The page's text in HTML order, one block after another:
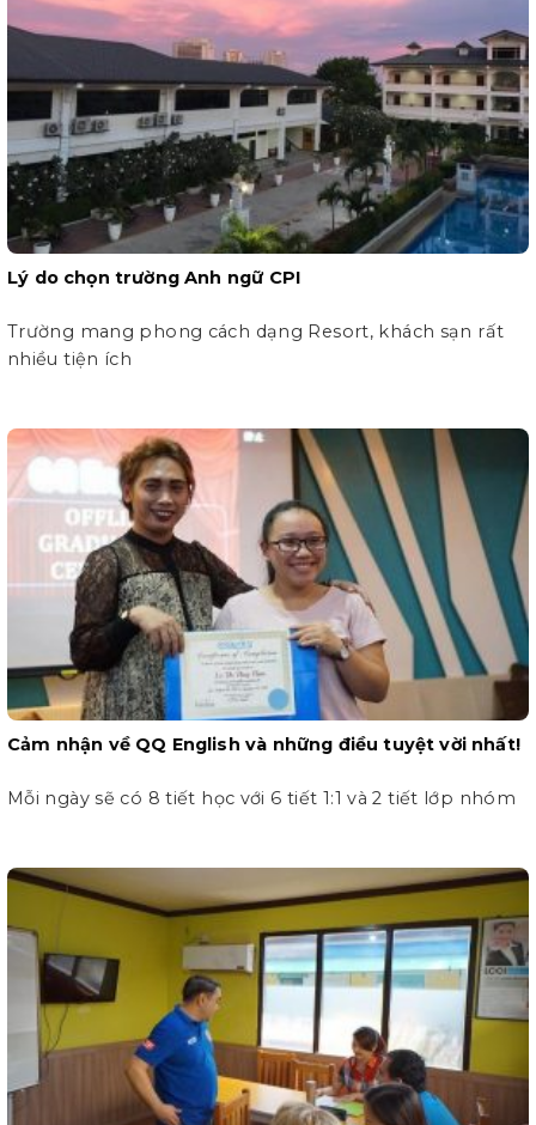
Lý do chọn trường Anh ngữ CPI
Trường mang phong cách dạng Resort, khách sạn rất
nhiều tiện ích
Cảm nhận về QQ English và những điều tuyệt vời nhất!
Mỗi ngày sẽ có 8 tiết học với 6 tiết 1:1 và 2 tiết lớp nhóm